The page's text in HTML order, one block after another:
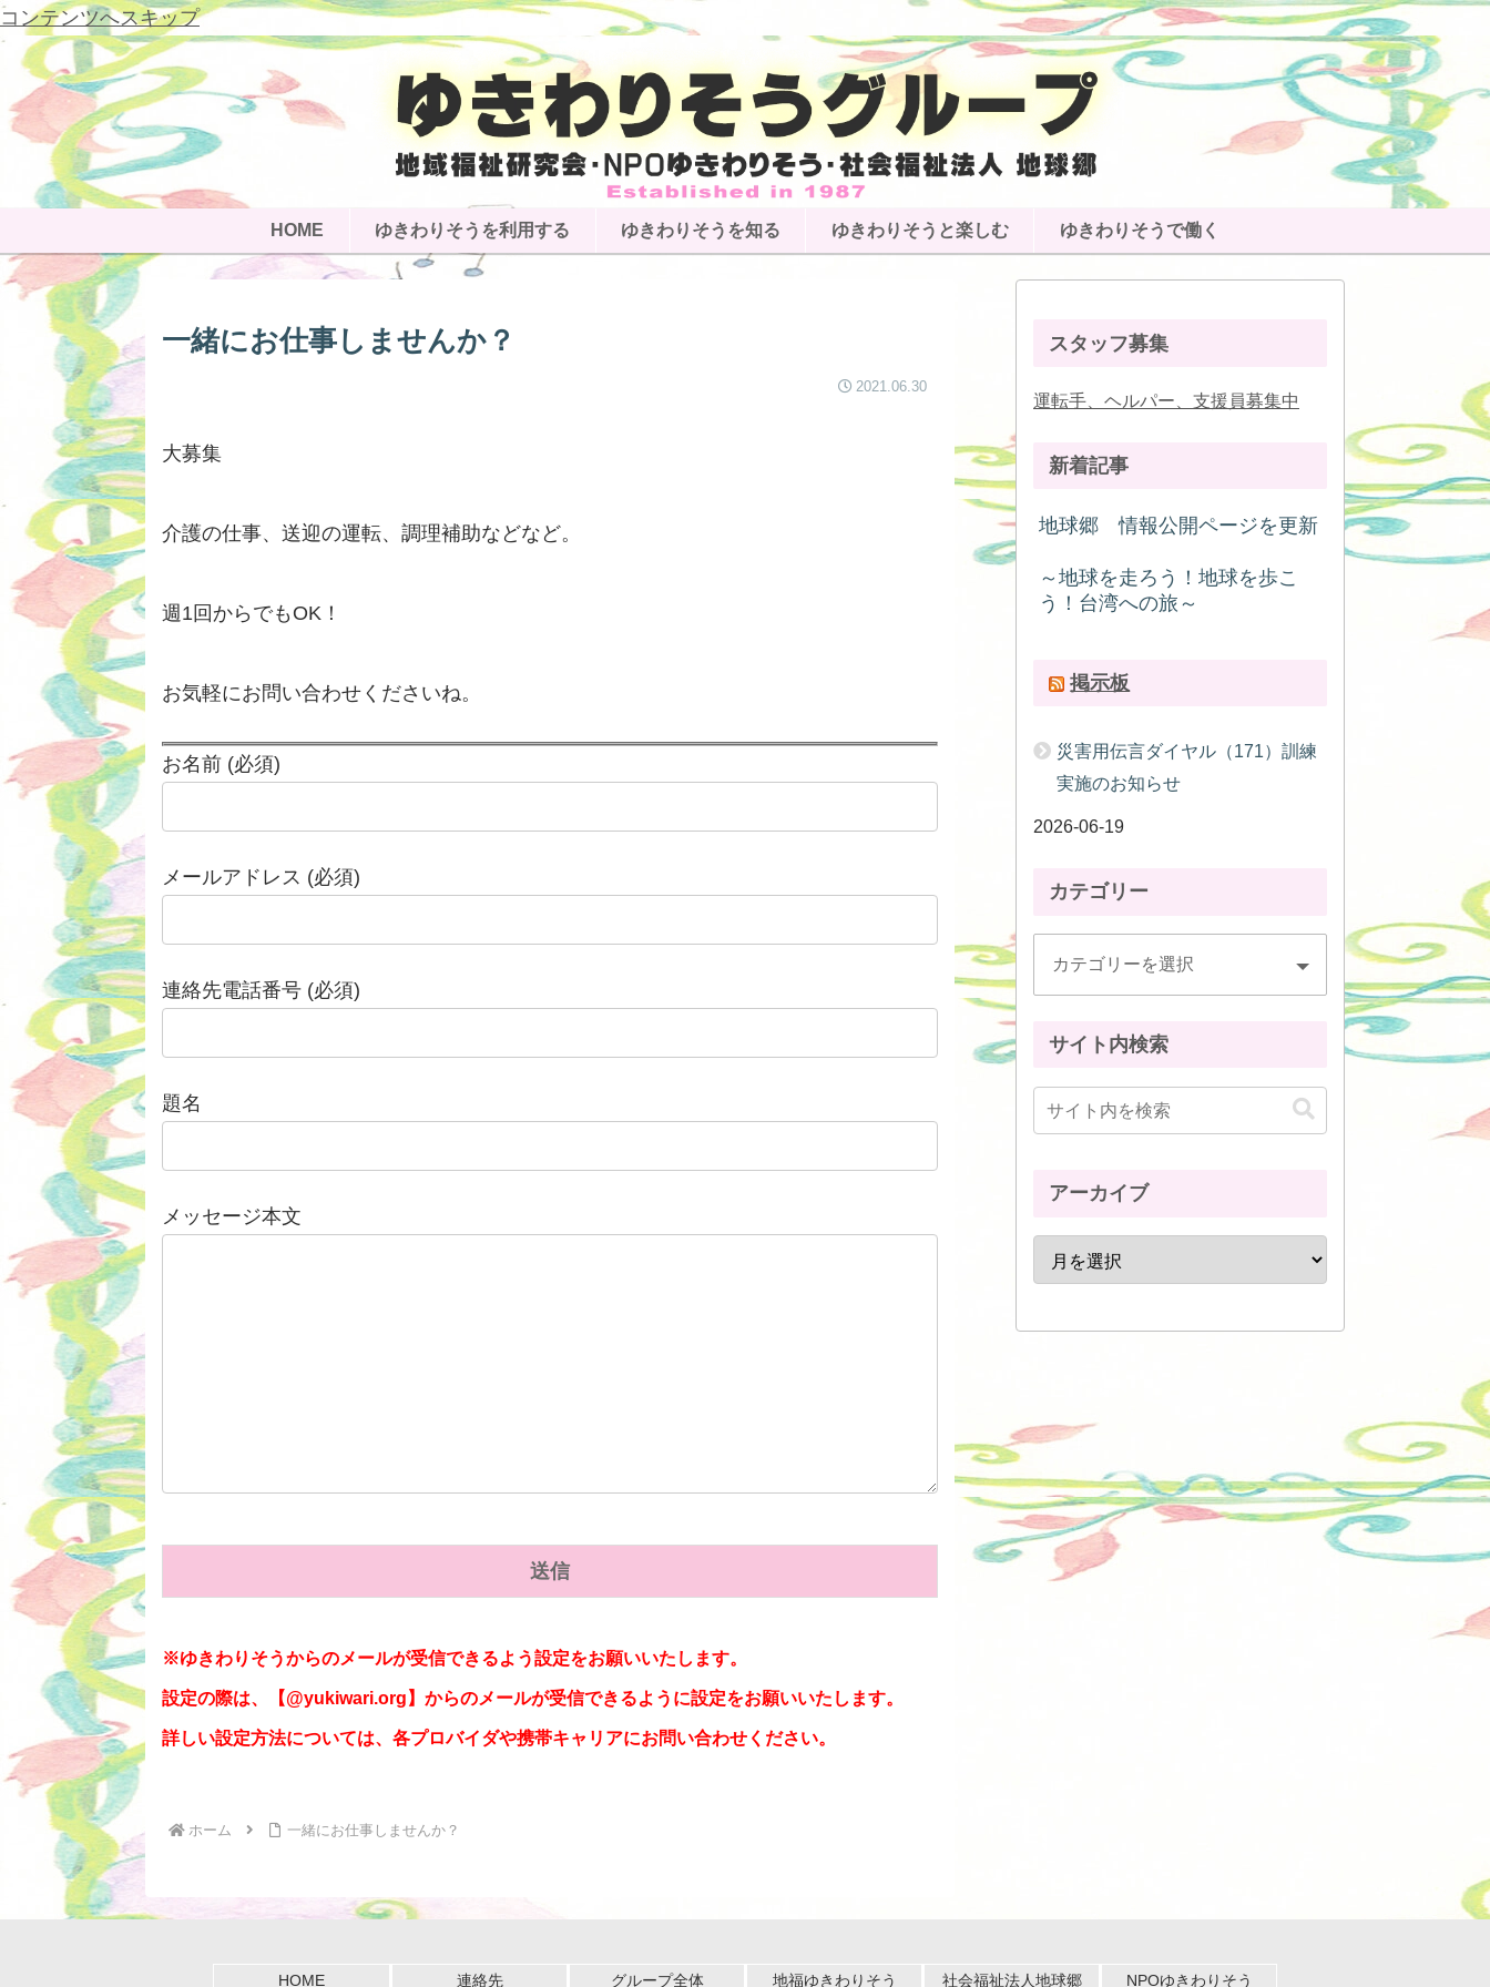
コンテンツへスキップ
HOME ゆきわりそうを利用する ゆきわりそうを知る ゆきわりそうと楽しむ ゆきわりそうで働く
一緒にお仕事しませんか？
2021.06.30
大募集
介護の仕事、送迎の運転、調理補助などなど。
週1回からでもOK！
お気軽にお問い合わせくださいね。
お名前 (必須)
メールアドレス (必須)
連絡先電話番号 (必須)
題名
メッセージ本文
※ゆきわりそうからのメールが受信できるよう設定をお願いいたします。
設定の際は、【@yukiwari.org】からのメールが受信できるように設定をお願いいたします。
詳しい設定方法については、各プロバイダや携帯キャリアにお問い合わせください。
ホーム 一緒にお仕事しませんか？
スタッフ募集
運転手、ヘルパー、支援員募集中
新着記事
地球郷 情報公開ページを更新
～地球を走ろう！地球を歩こ
う！台湾への旅～
掲示板
災害用伝言ダイヤル（171）訓練
実施のお知らせ
2026-06-19
カテゴリー
サイト内検索
アーカイブ
HOME 連絡先 グループ全体 地福ゆきわりそう 社会福祉法人地球郷 NPOゆきわりそう